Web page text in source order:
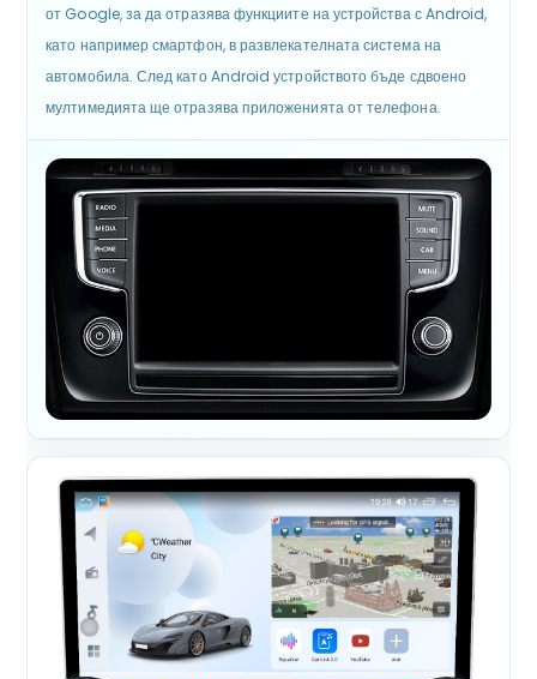
от Google, за да отразява функциите на устройства с Android,
като например смартфон, в развлекателната система на
автомобила. След като Android устройството бъде сдвоено
мултимедията ще отразява приложенията от телефона.